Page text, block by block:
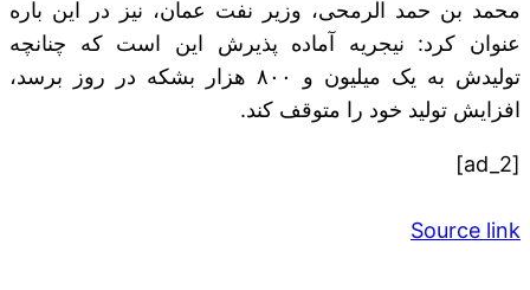
محمد بن حمد الرمحی، وزیر نفت عمان، نیز در این باره
عنوان کرد: نیجریه آماده پذیرش این است که چنانچه
تولیدش به یک میلیون و ۸۰۰ هزار بشکه در روز برسد،
افزایش تولید خود را متوقف کند.
[ad_2]
Source link